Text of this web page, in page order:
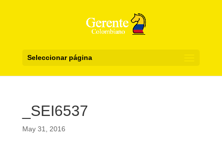
Seleccionar página
_SEI6537
May 31, 2016